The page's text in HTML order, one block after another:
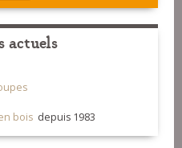
actuels
bois depuis 1983